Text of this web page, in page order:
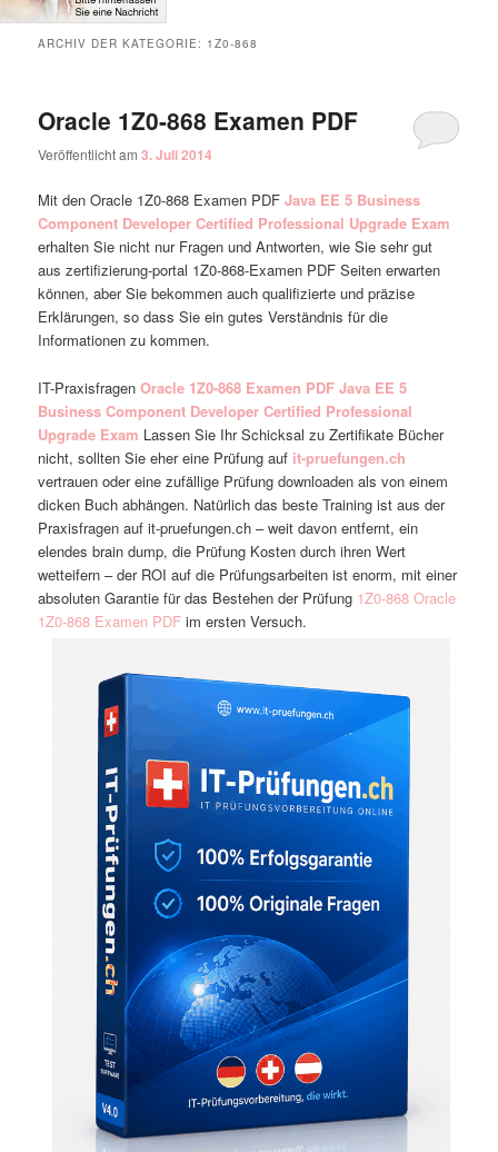
ARCHIV DER KATEGORIE: 1Z0-868
Oracle 1Z0-868 Examen PDF
Veröffentlicht am3. Juli 2014
Mit den Oracle 1Z0-868 Examen PDFJava EE 5 Business
Component Developer Certified Professional Upgrade Exam
erhalten Sie nicht nur Fragen und Antworten, wie Sie sehr gut
aus zertifizierung-portal 1Z0-868-Examen PDF Seiten erwarten
können, aber Sie bekommen auch qualifizierte und präzise
Erklärungen, so dass Sie ein gutes Verständnis für die
Informationen zu kommen.
IT-PraxisfragenOracle 1Z0-868 Examen PDF Java EE 5
Business Component Developer Certified Professional
Upgrade Exam Lassen Sie Ihr Schicksal zu Zertifikate Bücher
nicht, sollten Sie eher eine Prüfung auf it-pruefungen.ch
vertrauen oder eine zufällige Prüfung downloaden als von einem
dicken Buch abhängen. Natürlich das beste Training ist aus der
Praxisfragen auf it-pruefungen.ch – weit davon entfernt, ein
elendes brain dump, die Prüfung Kosten durch ihren Wert
wetteifern – der ROI auf die Prüfungsarbeiten ist enorm, mit einer
absoluten Garantie für das Bestehen der Prüfung 1Z0-868 Oracle
1Z0-868 Examen PDF im ersten Versuch.